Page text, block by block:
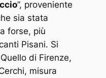
”, proveniente
sia stata
forse, più
Pisani. Si
di Firenze,
misura